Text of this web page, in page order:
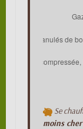
Se
moins cher